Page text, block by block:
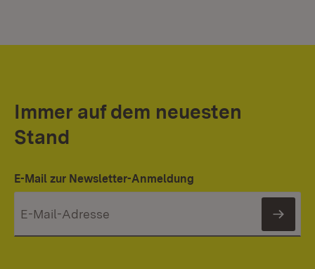
Immer auf dem neuesten
Stand
E-Mail zur Newsletter-Anmeldung